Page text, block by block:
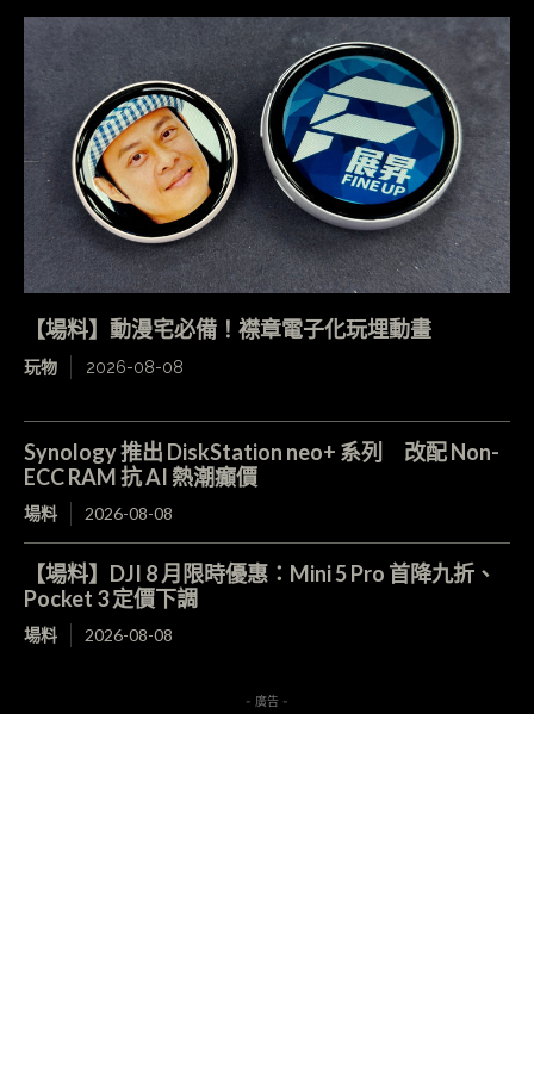
【場料】動漫宅必備！襟章電子化玩埋動畫
玩物 2026-08-08
Synology 推出 DiskStation neo+ 系列 改配 Non-
ECC RAM 抗 AI 熱潮癲價
場料 2026-08-08
【場料】DJI 8 月限時優惠：Mini 5 Pro 首降九折、
Pocket 3 定價下調
場料 2026-08-08
- 廣告 -